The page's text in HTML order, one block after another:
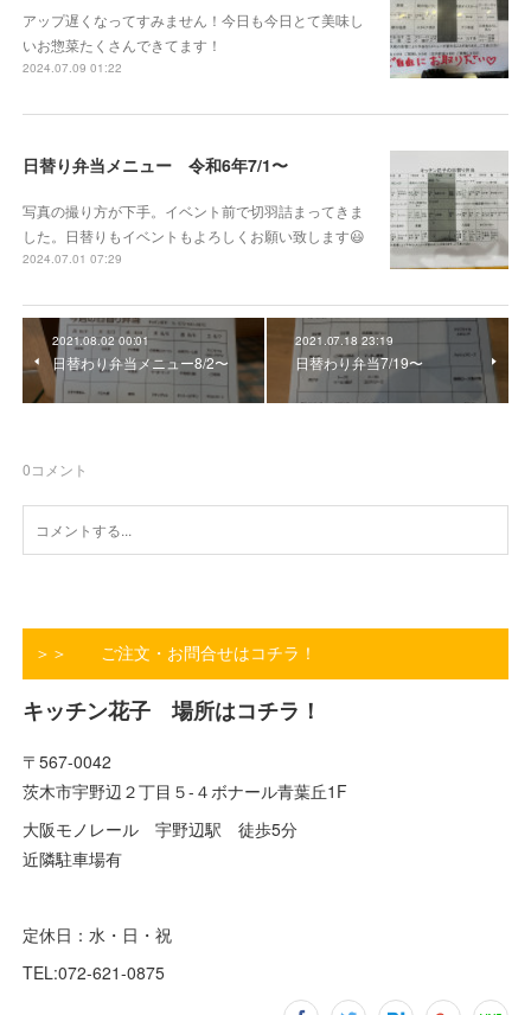
アップ遅くなってすみません！今日も今日とて美味し
いお惣菜たくさんできてます！
2024.07.09 01:22
日替り弁当メニュー 令和6年7/1〜
写真の撮り方が下手。イベント前で切羽詰まってきま
した。日替りもイベントもよろしくお願い致します😃
2024.07.01 07:29
2021.08.02 00:01
日替わり弁当メニュー8/2〜
2021.07.18 23:19
日替わり弁当7/19〜
0コメント
＞＞ ご注文・お問合せはコチラ！
キッチン花子 場所はコチラ！
〒567-0042
茨木市宇野辺２丁目５-４ボナール青葉丘1F
大阪モノレール 宇野辺駅 徒歩5分
近隣駐車場有
定休日：水・日・祝
TEL:072-621-0875